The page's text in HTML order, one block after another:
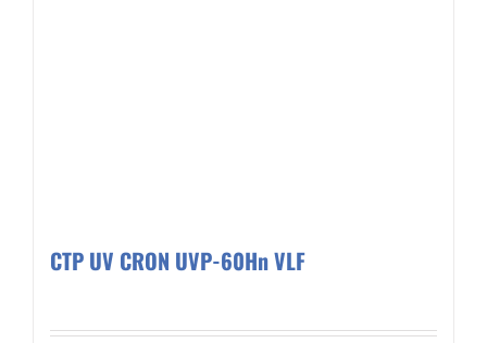
CTP UV CRON UVP-60Hn VLF